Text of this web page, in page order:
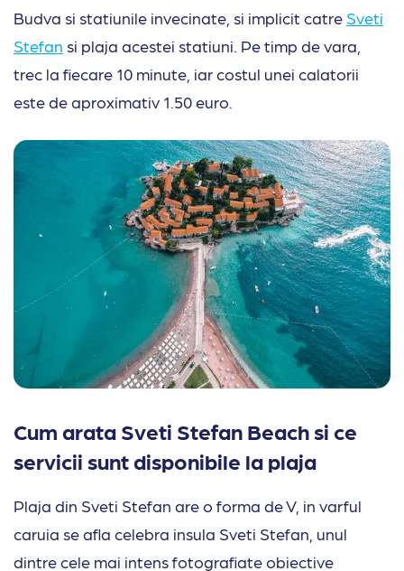
Budva si statiunile invecinate, si implicit catre Sveti
Stefan si plaja acestei statiuni. Pe timp de vara,
trec la fiecare 10 minute, iar costul unei calatorii
este de aproximativ 1.50 euro.
Cum arata Sveti Stefan Beach si ce
servicii sunt disponibile la plaja
Plaja din Sveti Stefan are o forma de V, in varful
caruia se afla celebra insula Sveti Stefan, unul
dintre cele mai intens fotografiate obiective